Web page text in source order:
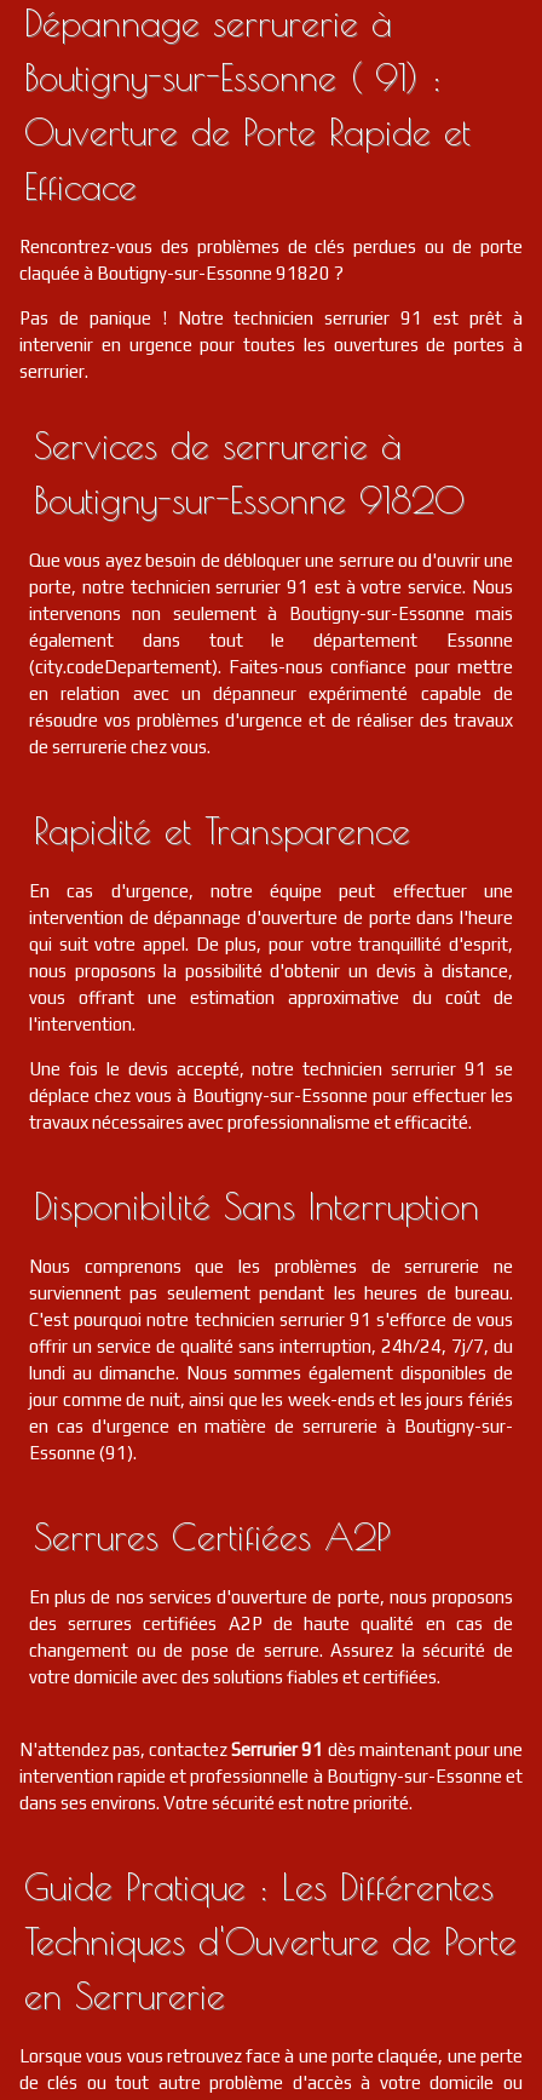
Dépannage serrurerie à
Boutigny-sur-Essonne ( 91) :
Ouverture de Porte Rapide et
Efficace
Rencontrez-vous des problèmes de clés perdues ou de porte
claquée à Boutigny-sur-Essonne 91820 ?
Pas de panique ! Notre technicien serrurier 91 est prêt à
intervenir en urgence pour toutes les ouvertures de portes à
serrurier.
Services de serrurerie à
Boutigny-sur-Essonne 91820
Que vous ayez besoin de débloquer une serrure ou d'ouvrir une
porte, notre technicien serrurier 91 est à votre service. Nous
intervenons non seulement à Boutigny-sur-Essonne mais
également dans tout le département Essonne
(city.codeDepartement). Faites-nous confiance pour mettre
en relation avec un dépanneur expérimenté capable de
résoudre vos problèmes d'urgence et de réaliser des travaux
de serrurerie chez vous.
Rapidité et Transparence
En cas d'urgence, notre équipe peut effectuer une
intervention de dépannage d'ouverture de porte dans l'heure
qui suit votre appel. De plus, pour votre tranquillité d'esprit,
nous proposons la possibilité d'obtenir un devis à distance,
vous offrant une estimation approximative du coût de
l'intervention.
Une fois le devis accepté, notre technicien serrurier 91 se
déplace chez vous à Boutigny-sur-Essonne pour effectuer les
travaux nécessaires avec professionnalisme et efficacité.
Disponibilité Sans Interruption
Nous comprenons que les problèmes de serrurerie ne
surviennent pas seulement pendant les heures de bureau.
C'est pourquoi notre technicien serrurier 91 s'efforce de vous
offrir un service de qualité sans interruption, 24h/24, 7j/7, du
lundi au dimanche. Nous sommes également disponibles de
jour comme de nuit, ainsi que les week-ends et les jours fériés
en cas d'urgence en matière de serrurerie à Boutigny-sur-
Essonne (91).
Serrures Certifiées A2P
En plus de nos services d'ouverture de porte, nous proposons
des serrures certifiées A2P de haute qualité en cas de
changement ou de pose de serrure. Assurez la sécurité de
votre domicile avec des solutions fiables et certifiées.
N'attendez pas, contactezSerrurier 91 dès maintenant pour une
intervention rapide et professionnelle à Boutigny-sur-Essonne et
dans ses environs. Votre sécurité est notre priorité.
Guide Pratique : Les Différentes
Techniques d'Ouverture de Porte
en Serrurerie
Lorsque vous vous retrouvez face à une porte claquée, une perte
de clés ou tout autre problème d'accès à votre domicile ou